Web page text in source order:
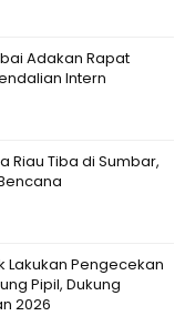
Adakan Rapat
Intern
Riau Tiba di Sumbar,
Lakukan Pengecekan
Pipil, Dukung
2026